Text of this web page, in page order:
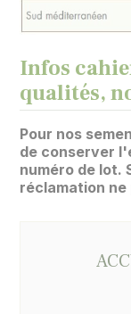
Infos
qualités,
Pour nos
de conserver
numéro de lot.
réclamation